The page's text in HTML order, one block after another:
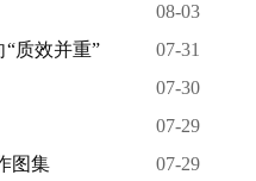
08-03
质效并重” 07-31
07-30
07-29
图集 07-29